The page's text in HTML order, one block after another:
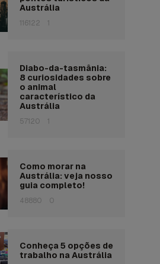
Austrália
116122 1
Diabo-da-tasmânia:
8 curiosidades sobre
o animal
característico da
Austrália
57120 1
Como morar na
Austrália: veja nosso
guia completo!
48880 0
Conheça 5 opções de
trabalho na Austrália